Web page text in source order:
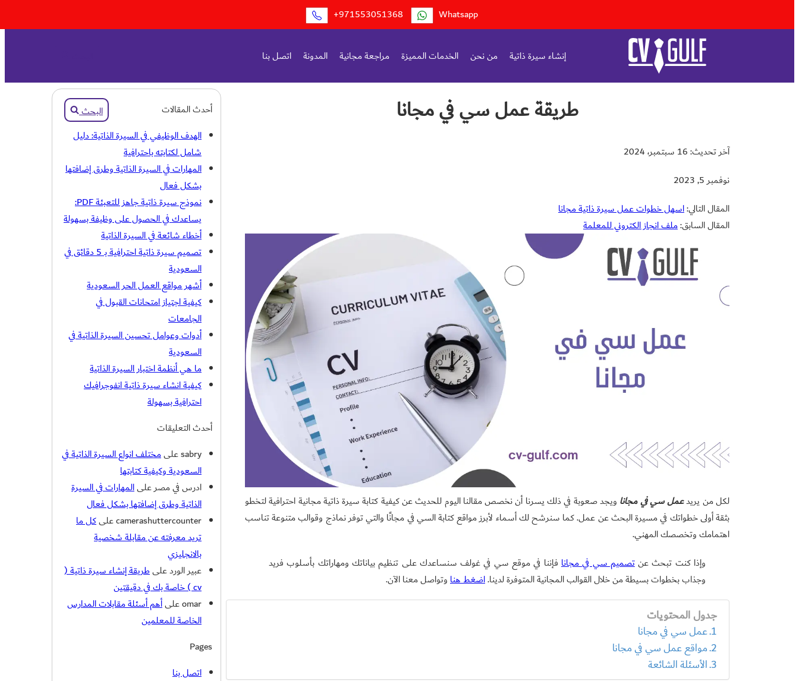
+971553051368 Whatsapp
إنشاء سيرة ذاتية من نحن الخدمات المميزة مراجعة مجانية المدونة اتصل بنا
طريقة عمل سي في مجانا
آخر تحديث: 16 سبتمبر، 2024
نوفمبر 5, 2023
المقال التالي:اسهل خطوات عمل سيرة ذاتية مجانا
المقال السابق:ملف انجاز الكتروني للمعلمة
لكل من يريدعمل سي في مجانا ويجد صعوبة في ذلك يسرنا أن نخصص مقالنا اليوم للحديث عن كيفية كتابة سيرة ذاتية مجانية احترافية لتخطو
بثقة أولى خطواتك في مسيرة البحث عن عمل. كما سنرشح لك أسماء لأبرز مواقع كتابة السي في مجانًا والتي توفر نماذج وقوالب متنوعة تناسب
اهتمامك وتخصصك المهني.
وإذا كنت تبحث عنتصميم سي في مجانا فإننا في موقع سي في غولف سنساعدك على تنظيم بياناتك ومهاراتك بأسلوب فريد
وجذاب بخطوات بسيطة من خلال القوالب المجانية المتوفرة لدينا.اضغط هناوتواصل معنا الآن.
جدول المحتويات
عمل سي في مجانا
مواقع عمل سي في مجانا
الأسئلة الشائعة
البحث
أحدث المقالات
الهدف الوظيفي في السيرة الذاتية: دليل
شامل لكتابته باحترافية
المهارات في السيرة الذاتية وطرق إضافتها
بشكل فعال
نموذج سيرة ذاتية جاهز للتعبئة PDF:
يساعدك في الحصول على وظيفة بسهولة
أخطاء شائعة في السيرة الذاتية
تصميم سيرة ذاتية احترافية بـ 5 دقائق في
السعودية
أشهر مواقع العمل الحر السعودية
كيفية اجتياز امتحانات القبول في
الجامعات
أدوات وعوامل تحسين السيرة الذاتية في
السعودية
ما هي أنظمة اختبار السيرة الذاتية
كيفية انشاء سيرة ذاتية انفوجرافيك
احترافية بسهولة
أحدث التعليقات
sabryعلىمختلف انواع السيرة الذاتية في
السعودية وكيفية كتابتها
ادرس في مصرعلىالمهارات في السيرة
الذاتية وطرق إضافتها بشكل فعال
camerashuttercounterعلىكل ما
تريد معرفته عن مقابلة شخصية
بالانجليزي
عبير الوردعلىطريقة إنشاء سيرة ذاتية (
cv ) خاصة بك في دقيقتين
omarعلىأهم أسئلة مقابلات المدارس
الخاصة للمعلمين
Pages
اتصل بنا